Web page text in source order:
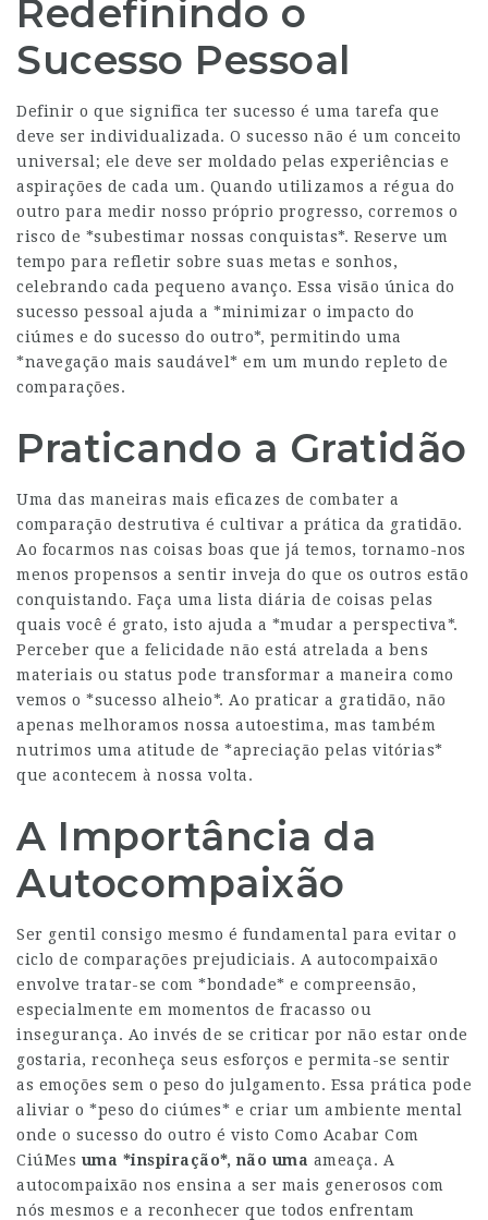
Redefinindo o
Sucesso Pessoal
Definir o que significa ter sucesso é uma tarefa que
deve ser individualizada. O sucesso não é um conceito
universal; ele deve ser moldado pelas experiências e
aspirações de cada um. Quando utilizamos a régua do
outro para medir nosso próprio progresso, corremos o
risco de *subestimar nossas conquistas*. Reserve um
tempo para refletir sobre suas metas e sonhos,
celebrando cada pequeno avanço. Essa visão única do
sucesso pessoal ajuda a *minimizar o impacto do
ciúmes e do sucesso do outro*, permitindo uma
*navegação mais saudável* em um mundo repleto de
comparações.
Praticando a Gratidão
Uma das maneiras mais eficazes de combater a
comparação destrutiva é cultivar a prática da gratidão.
Ao focarmos nas coisas boas que já temos, tornamo-nos
menos propensos a sentir inveja do que os outros estão
conquistando. Faça uma lista diária de coisas pelas
quais você é grato, isto ajuda a *mudar a perspectiva*.
Perceber que a felicidade não está atrelada a bens
materiais ou status pode transformar a maneira como
vemos o *sucesso alheio*. Ao praticar a gratidão, não
apenas melhoramos nossa autoestima, mas também
nutrimos uma atitude de *apreciação pelas vitórias*
que acontecem à nossa volta.
A Importância da
Autocompaixão
Ser gentil consigo mesmo é fundamental para evitar o
ciclo de comparações prejudiciais. A autocompaixão
envolve tratar-se com *bondade* e compreensão,
especialmente em momentos de fracasso ou
insegurança. Ao invés de se criticar por não estar onde
gostaria, reconheça seus esforços e permita-se sentir
as emoções sem o peso do julgamento. Essa prática pode
aliviar o *peso do ciúmes* e criar um ambiente mental
onde o sucesso do outro é visto Como Acabar Com
CiúMes uma *inspiração*, não uma ameaça. A
autocompaixão nos ensina a ser mais generosos com
nós mesmos e a reconhecer que todos enfrentam